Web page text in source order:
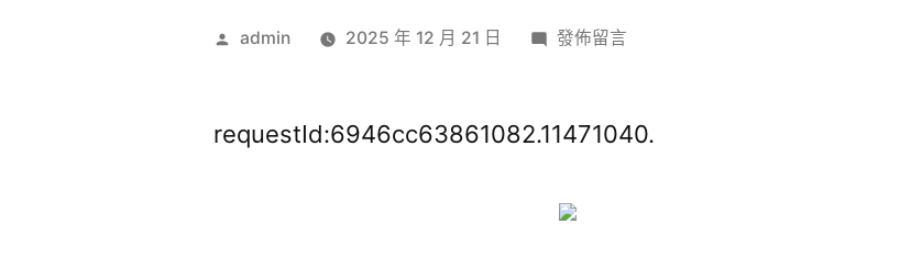
作
admin 2025 年 12 月 21 日
在
翻
車
發佈留言
requestId:6946cc63861082.11471040.